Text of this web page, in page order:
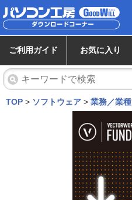
ご利用ガイド お気に入り
TOP > ソフトウェア > 業務／業種